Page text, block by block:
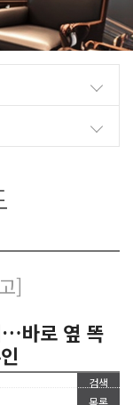
]
…바로 옆 똑
검색
목록